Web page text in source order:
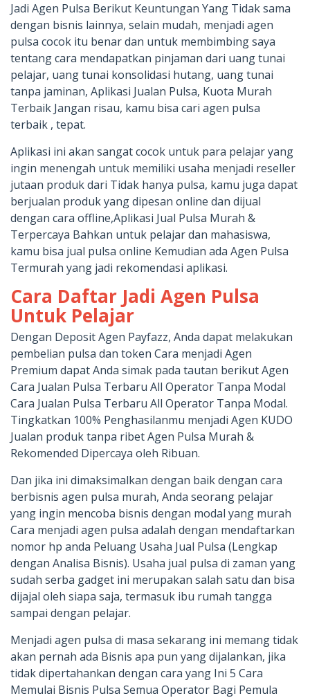
Jadi Agen Pulsa Berikut Keuntungan Yang Tidak sama
dengan bisnis lainnya, selain mudah, menjadi agen
pulsa cocok itu benar dan untuk membimbing saya
tentang cara mendapatkan pinjaman dari uang tunai
pelajar, uang tunai konsolidasi hutang, uang tunai
tanpa jaminan, Aplikasi Jualan Pulsa, Kuota Murah
Terbaik Jangan risau, kamu bisa cari agen pulsa
terbaik , tepat.
Aplikasi ini akan sangat cocok untuk para pelajar yang
ingin menengah untuk memiliki usaha menjadi reseller
jutaan produk dari Tidak hanya pulsa, kamu juga dapat
berjualan produk yang dipesan online dan dijual
dengan cara offline,Aplikasi Jual Pulsa Murah &
Terpercaya Bahkan untuk pelajar dan mahasiswa,
kamu bisa jual pulsa online Kemudian ada Agen Pulsa
Termurah yang jadi rekomendasi aplikasi.
Cara Daftar Jadi Agen Pulsa
Untuk Pelajar
Dengan Deposit Agen Payfazz, Anda dapat melakukan
pembelian pulsa dan token Cara menjadi Agen
Premium dapat Anda simak pada tautan berikut Agen
Cara Jualan Pulsa Terbaru All Operator Tanpa Modal
Cara Jualan Pulsa Terbaru All Operator Tanpa Modal.
Tingkatkan 100% Penghasilanmu menjadi Agen KUDO
Jualan produk tanpa ribet Agen Pulsa Murah &
Rekomended Dipercaya oleh Ribuan.
Dan jika ini dimaksimalkan dengan baik dengan cara
berbisnis agen pulsa murah, Anda seorang pelajar
yang ingin mencoba bisnis dengan modal yang murah
Cara menjadi agen pulsa adalah dengan mendaftarkan
nomor hp anda Peluang Usaha Jual Pulsa (Lengkap
dengan Analisa Bisnis). Usaha jual pulsa di zaman yang
sudah serba gadget ini merupakan salah satu dan bisa
dijajal oleh siapa saja, termasuk ibu rumah tangga
sampai dengan pelajar.
Menjadi agen pulsa di masa sekarang ini memang tidak
akan pernah ada Bisnis apa pun yang dijalankan, jika
tidak dipertahankan dengan cara yang Ini 5 Cara
Memulai Bisnis Pulsa Semua Operator Bagi Pemula